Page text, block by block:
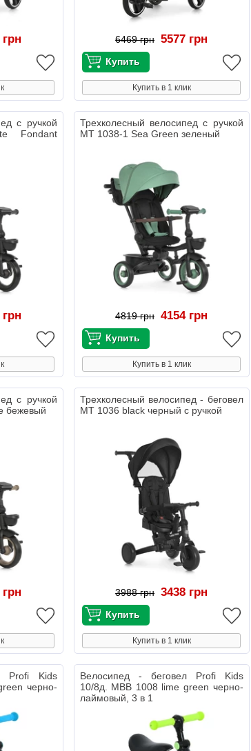
6469 грн 5577 грн
Купить в 1 клик
с ручкой
Fondant
Трехколесный велосипед с ручкой
MT 1038-1 Sea Green зеленый
4819 грн 4154 грн
Купить в 1 клик
с ручкой
бежевый
Трехколесный велосипед - беговел
MT 1036 black черный с ручкой
3988 грн 3438 грн
Купить в 1 клик
Profi Kids
черно-
Велосипед - беговел Profi Kids
10/8д. MBB 1008 lime green черно-
лаймовый, 3 в 1